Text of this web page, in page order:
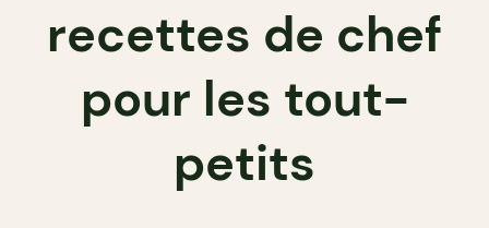
recettes de chef
pour les tout-
petits